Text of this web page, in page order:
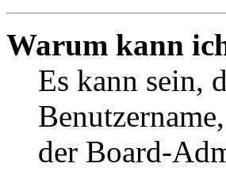
Warum kann
Es kann sein,
der Board-